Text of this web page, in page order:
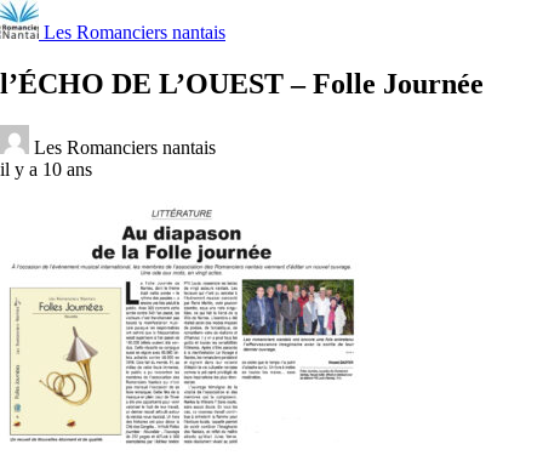
Les Romanciers nantais
l’ÉCHO DE L’OUEST – Folle Journée
Les Romanciers nantais
il y a 10 ans